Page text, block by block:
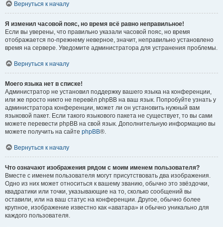
Вернуться к началу
Я изменил часовой пояс, но время всё равно неправильное!
Если вы уверены, что правильно указали часовой пояс, но время
отображается по-прежнему неверное, значит, неправильно установлено
время на сервере. Уведомите администратора для устранения проблемы.
Вернуться к началу
Моего языка нет в списке!
Администратор не установил поддержку вашего языка на конференции,
или же просто никто не перевёл phpBB на ваш язык. Попробуйте узнать у
администратора конференции, может ли он установить нужный вам
языковой пакет. Если такого языкового пакета не существует, то вы сами
можете перевести phpBB на свой язык. Дополнительную информацию вы
можете получить на сайте phpBB®.
Вернуться к началу
Что означают изображения рядом с моим именем пользователя?
Вместе с именем пользователя могут присутствовать два изображения.
Одно из них может относиться к вашему званию, обычно это звёздочки,
квадратики или точки, указывающие на то, сколько сообщений вы
оставили, или на ваш статус на конференции. Другое, обычно более
крупное, изображение известно как «аватара» и обычно уникально для
каждого пользователя.